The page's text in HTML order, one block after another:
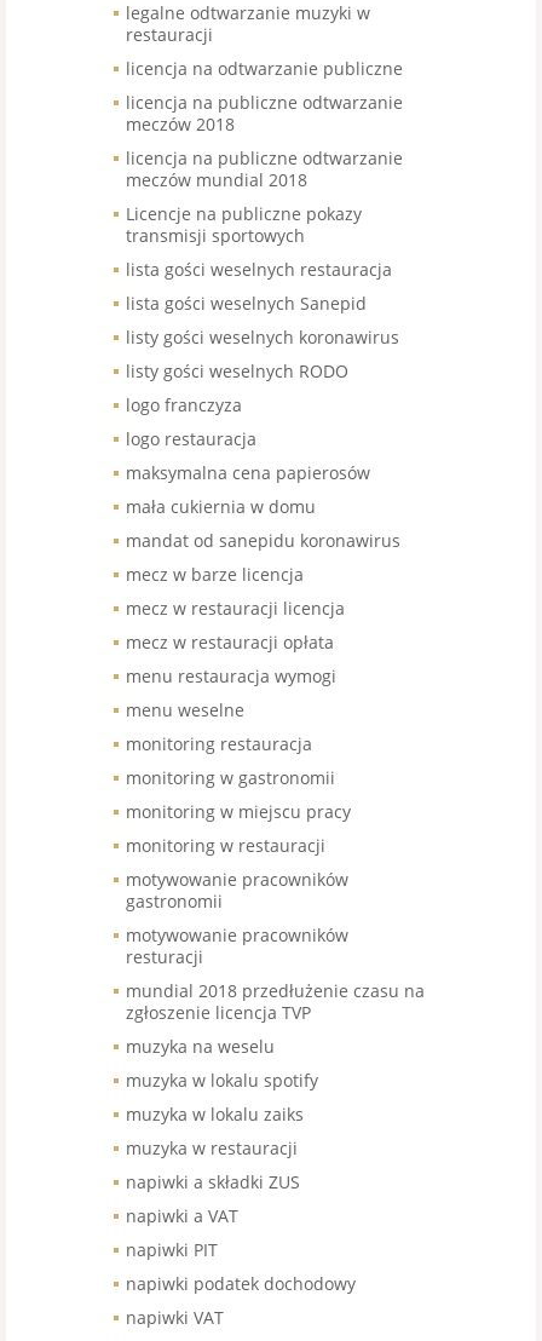
legalne odtwarzanie muzyki w
restauracji
licencja na odtwarzanie publiczne
licencja na publiczne odtwarzanie
meczów 2018
licencja na publiczne odtwarzanie
meczów mundial 2018
Licencje na publiczne pokazy
transmisji sportowych
lista gości weselnych restauracja
lista gości weselnych Sanepid
listy gości weselnych koronawirus
listy gości weselnych RODO
logo franczyza
logo restauracja
maksymalna cena papierosów
mała cukiernia w domu
mandat od sanepidu koronawirus
mecz w barze licencja
mecz w restauracji licencja
mecz w restauracji opłata
menu restauracja wymogi
menu weselne
monitoring restauracja
monitoring w gastronomii
monitoring w miejscu pracy
monitoring w restauracji
motywowanie pracowników
gastronomii
motywowanie pracowników
resturacji
mundial 2018 przedłużenie czasu na
zgłoszenie licencja TVP
muzyka na weselu
muzyka w lokalu spotify
muzyka w lokalu zaiks
muzyka w restauracji
napiwki a składki ZUS
napiwki a VAT
napiwki PIT
napiwki podatek dochodowy
napiwki VAT